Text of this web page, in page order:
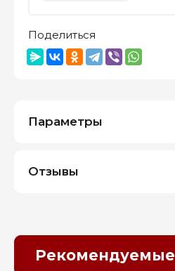
Поделиться
Параметры
Отзывы
Рекомендуемые